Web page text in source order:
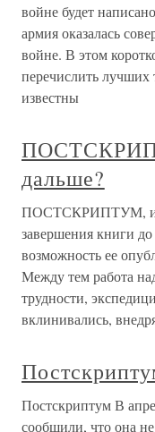
войне будет
армия оказалась
войне. В этом
перечислить лучших
известны
дальше?
ПОСТСКРИПТУМ,
завершения книги
возможность ее
Между тем работа
трудности,
вклинивались,
Постскриптум В
сообщили, что она